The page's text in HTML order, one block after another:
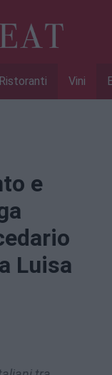
Ristoranti Vini
e
Luisa